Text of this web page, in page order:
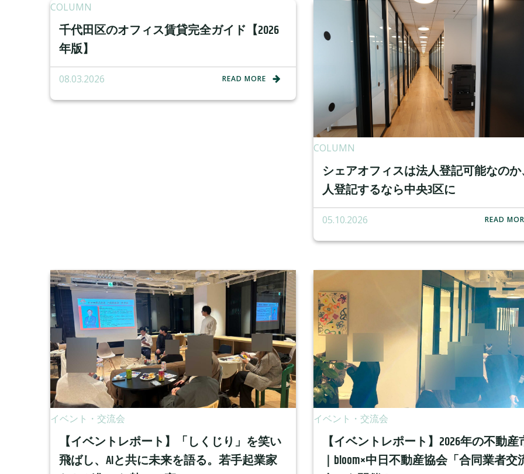
COLUMN
千代田区のオフィス賃貸完全ガイド【2026
年版】
08.03.2026 READ MORE
COLUMN
シェアオフィスは法人登記可能なの
人登記するなら中央3区に
05.10.2026 READ
イベント・交流会
【イベントレポート】「しくじり」を笑い
飛ばし、AIと共に未来を語る。若手起業家
イベント・交流会
【イベントレポート】2026年の不動産
｜bloom×中日不動産協会「合同業者交